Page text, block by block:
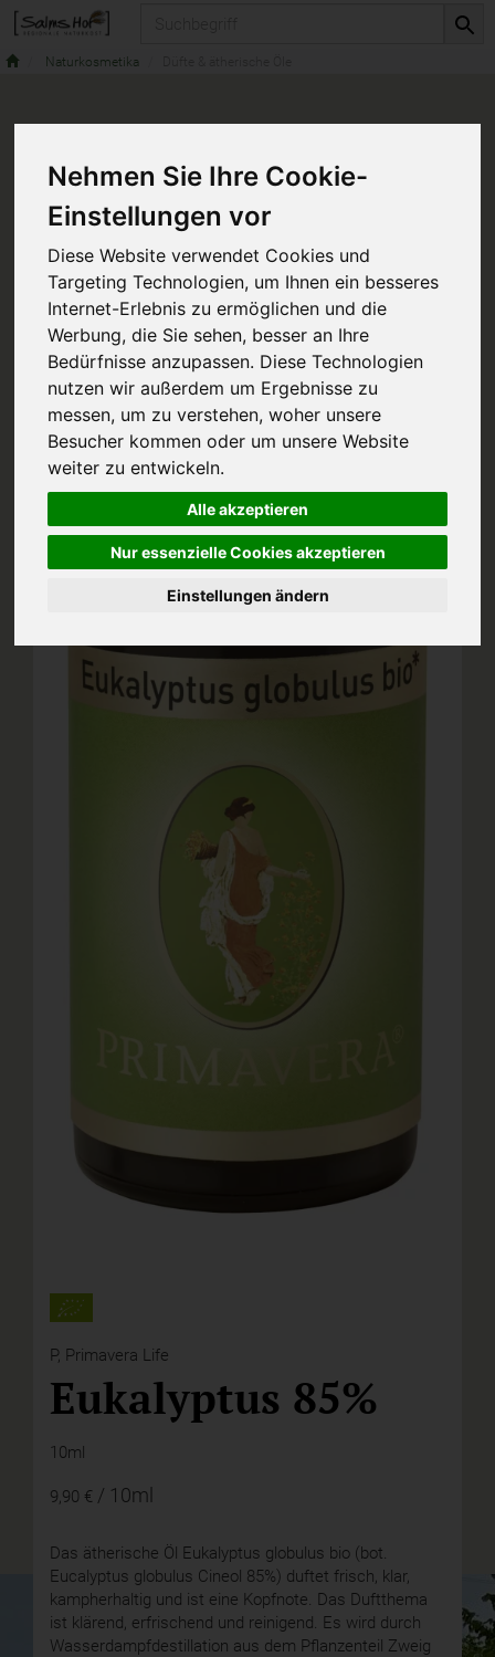
Nehmen Sie Ihre Cookie-
Einstellungen vor
Diese Website verwendet Cookies und
Targeting Technologien, um Ihnen ein besseres
Internet-Erlebnis zu ermöglichen und die
Werbung, die Sie sehen, besser an Ihre
Bedürfnisse anzupassen. Diese Technologien
nutzen wir außerdem um Ergebnisse zu
messen, um zu verstehen, woher unsere
Besucher kommen oder um unsere Website
weiter zu entwickeln.
Alle akzeptieren
Nur essenzielle Cookies akzeptieren
Einstellungen ändern
Naturkosmetika
P, Primavera Life
Eukalyptus 85%
10ml
9,90 € / 10ml
Das ätherische Öl Eukalyptus globulus bio (bot.
Eucalyptus globulus Cineol 85%) duftet frisch, klar,
kampherhaltig und ist eine Kopfnote. Das Duftthema
ist klärend, erfrischend und reinigend. Es wird durch
Wasserdampfdestillation aus dem Pflanzenteil Zweig